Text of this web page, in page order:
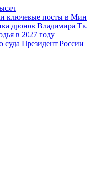
ключевые посты в
дронов Владимира
в 2027 году
суда Президент России